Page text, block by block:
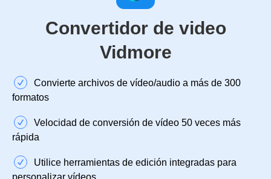
Convertidor de video
Vidmore
Convierte archivos de vídeo/audio a más de 300
formatos
Velocidad de conversión de vídeo 50 veces más
rápida
Utilice herramientas de edición integradas para
personalizar vídeos